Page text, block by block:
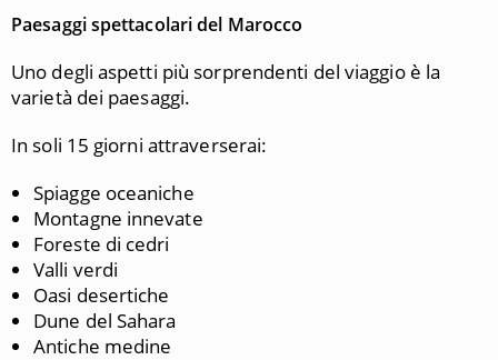
Paesaggi spettacolari del Marocco
Uno degli aspetti più sorprendenti del viaggio è la
varietà dei paesaggi.
In soli 15 giorni attraverserai:
Spiagge oceaniche
Montagne innevate
Foreste di cedri
Valli verdi
Oasi desertiche
Dune del Sahara
Antiche medine